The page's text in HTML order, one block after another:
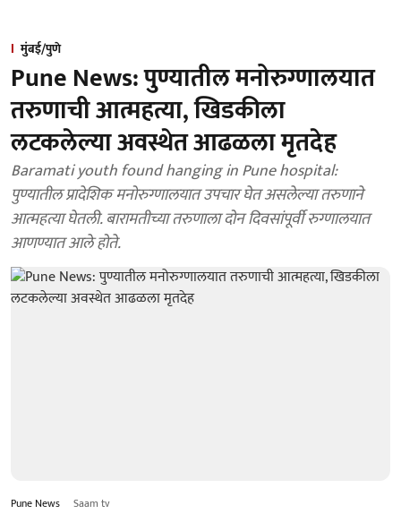
मुंबई/पुणे
Pune News: पुण्यातील मनोरुग्णालयात
तरुणाची आत्महत्या, खिडकीला
लटकलेल्या अवस्थेत आढळला मृतदेह
Baramati youth found hanging in Pune hospital:
पुण्यातील प्रादेशिक मनोरुग्णालयात उपचार घेत असलेल्या तरुणाने
आत्महत्या घेतली. बारामतीच्या तरुणाला दोन दिवसांपूर्वी रुग्णालयात
आणण्यात आले होते.
Pune News Saam tv